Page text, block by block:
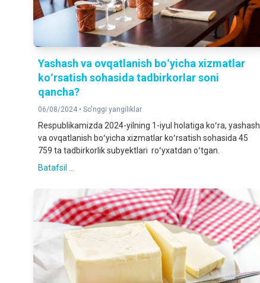
Yashash va ovqatlanish boʻyicha xizmatlar
koʻrsatish sohasida tadbirkorlar soni
qancha?
06/08/2024 • So'nggi yangiliklar
Respublikamizda 2024-yilning 1-iyul holatiga koʻra, yashash
va ovqatlanish boʻyicha xizmatlar koʻrsatish sohasida 45
759 ta tadbirkorlik subyektlari roʻyxatdan oʻtgan.
Batafsil ...